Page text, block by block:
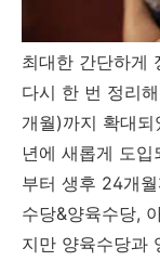
최대한 간단하게
다시 한 번 정리
개월)까지 확대
년에 새롭게 도
부터 생후 24개
수당&양육수당,
지만 양육수당과